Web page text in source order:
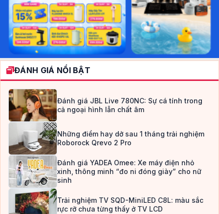
ĐÁNH GIÁ NỔI BẬT
Đánh giá JBL Live 780NC: Sự cá tính trong
cả ngoại hình lẫn chất âm
Những điểm hay dở sau 1 tháng trải nghiệm
Roborock Qrevo 2 Pro
Đánh giá YADEA Omee: Xe máy điện nhỏ
xinh, thông minh “đo ni đóng giày” cho nữ
sinh
Trải nghiệm TV SQD-MiniLED C8L: màu sắc
rực rỡ chưa từng thấy ở TV LCD